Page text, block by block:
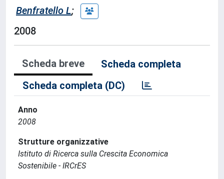
Benfratello L;
2008
Scheda breve
Scheda completa
Scheda completa (DC)
Anno
2008
Strutture organizzative
Istituto di Ricerca sulla Crescita Economica
Sostenibile - IRCrES